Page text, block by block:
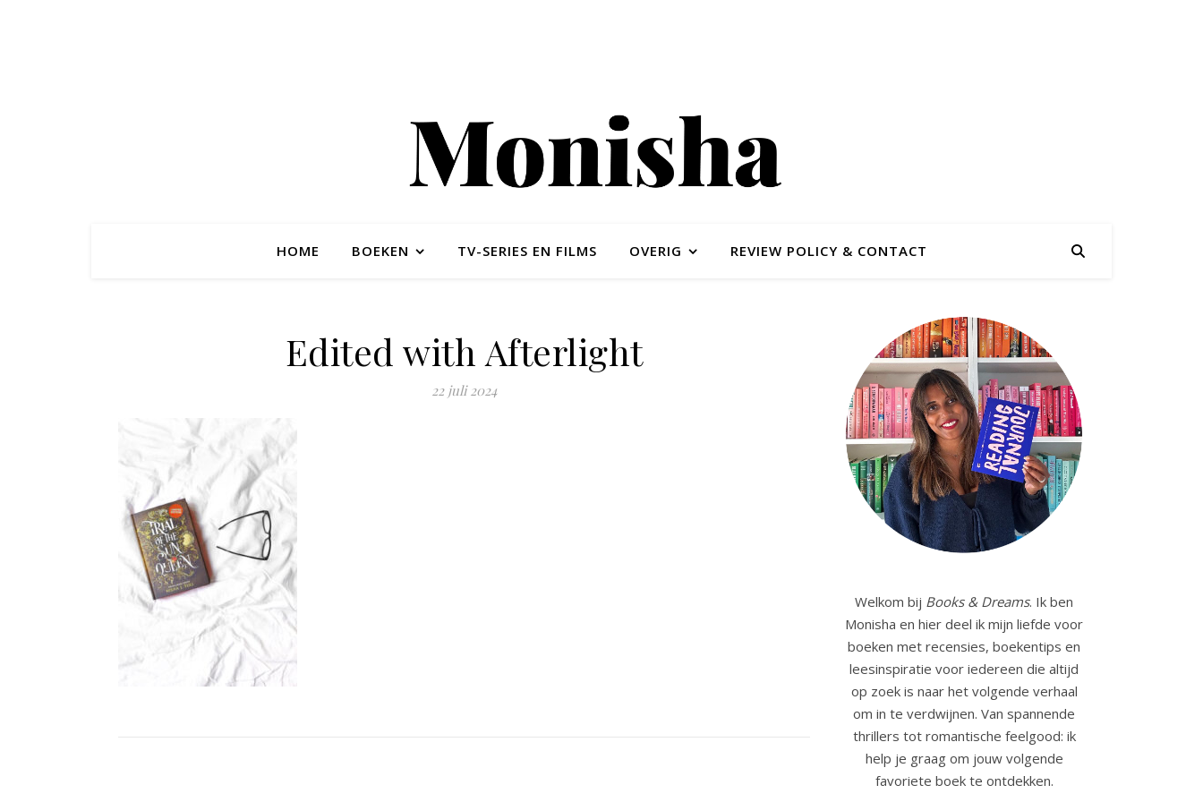
HOME BOEKEN TV-SERIES EN FILMS OVERIG REVIEW POLICY & CONTACT
Edited with Afterlight
22 juli 2024
Welkom bij Books & Dreams. Ik ben
Monisha en hier deel ik mijn liefde voor
boeken met recensies, boekentips en
leesinspiratie voor iedereen die altijd
op zoek is naar het volgende verhaal
om in te verdwijnen. Van spannende
thrillers tot romantische feelgood: ik
help je graag om jouw volgende
favoriete boek te ontdekken.